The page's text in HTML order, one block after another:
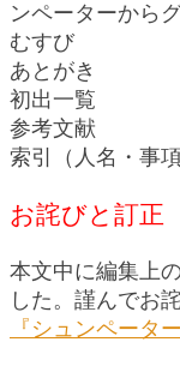
ンペーターから
むすび
あとがき
初出一覧
参考文献
索引（人名・事項
お詫びと訂正
本文中に編集上
した。謹んでお
『シュンペータ